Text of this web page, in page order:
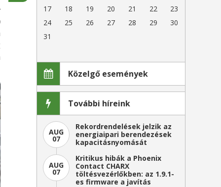
17
18 19 20 21 22
23
24
25 26 27 28 29
30
31
Közelgő események
További híreink
AUG
07
Rekordrendelések jelzik az
energiaipari berendezések
kapacitásnyomását
AUG
07
Kritikus hibák a Phoenix
Contact CHARX
töltésvezérlőkben: az 1.9.1-
es firmware a javítás